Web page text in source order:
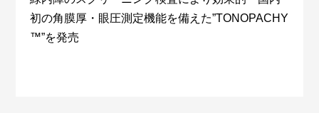
初の角膜厚・眼圧測定機能を備えた”TONOPACHY
™”を発売